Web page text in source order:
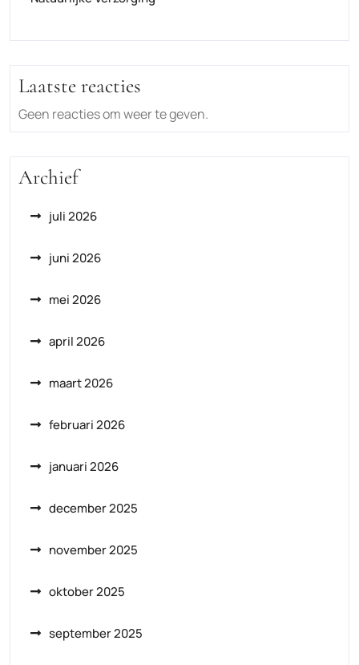
Laatste reacties
Geen reacties om weer te geven.
Archief
juli 2026
juni 2026
mei 2026
april 2026
maart 2026
februari 2026
januari 2026
december 2025
november 2025
oktober 2025
september 2025